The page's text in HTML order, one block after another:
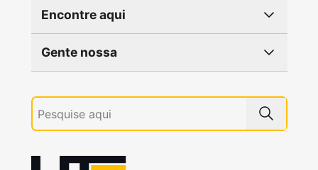
Encontre aqui
Gente nossa